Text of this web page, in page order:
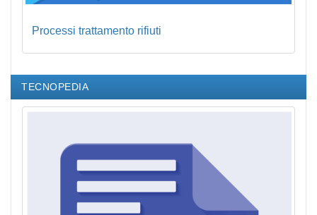
Processi trattamento rifiuti
TECNOPEDIA